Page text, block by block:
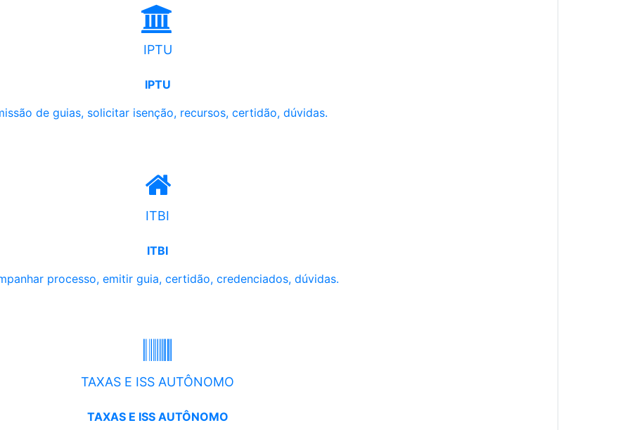
IPTU
IPTU
de guias, solicitar isenção, recursos, certidão, dúvidas.
ITBI
ITBI
processo, emitir guia, certidão, credenciados, dúvidas.
TAXAS E ISS AUTÔNOMO
TAXAS E ISS AUTÔNOMO